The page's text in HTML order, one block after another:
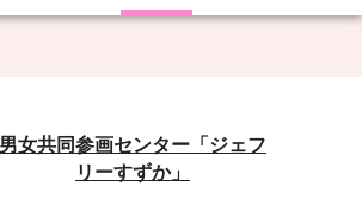
男女共同参画センター「ジェフ
リーすずか」